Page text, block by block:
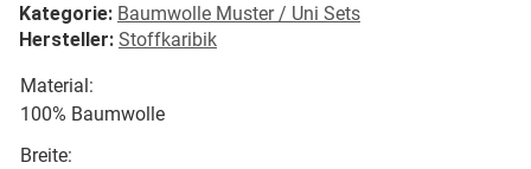
Kategorie: Baumwolle Muster / Uni Sets
Hersteller: Stoffkaribik
Material:
100% Baumwolle
Breite: